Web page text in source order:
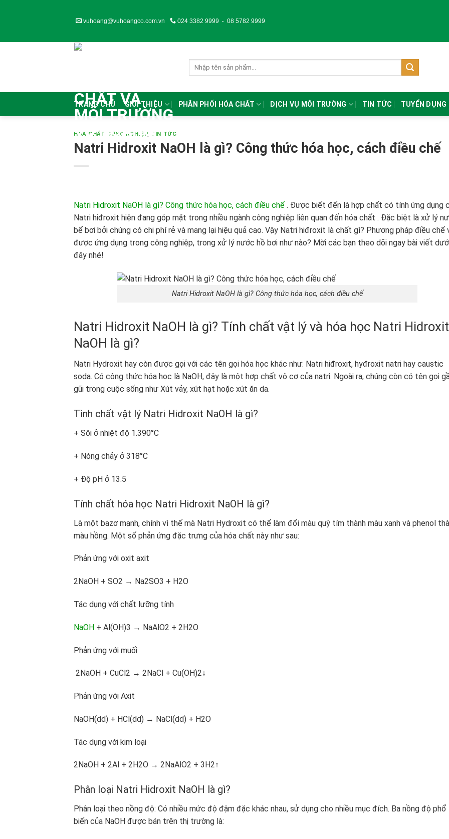
vuhoang@vuhoangco.com.vn 024 3382 9999 - 08 5782 9999
TRANG CHỦ GIỚI THIỆU PHÂN PHỐI HÓA CHẤT DỊCH VỤ MÔI TRƯỜNG TIN TỨC TUYỂN DỤNG
HÓA CHẤT CÔNG NGHIỆP, TIN TỨC
Natri Hidroxit NaOH là gì? Công thức hóa học, cách điều chế
Natri Hidroxit NaOH là gì? Công thức hóa học, cách điều chế . Được biết đến là hợp chất có tính ứng dụng
Natri hiđroxit hiện đang góp mặt trong nhiều ngành công nghiệp liên quan đến hóa chất . Đặc biệt là xử lý
bể bơi bởi chúng có chi phí rẻ và mang lại hiệu quả cao. Vậy Natri hiđroxit là chất gì? Phương pháp điều chế
được ứng dụng trong công nghiệp, trong xử lý nước hồ bơi như nào? Mời các bạn theo dõi ngay bài viết
đây nhé!
Natri Hidroxit NaOH là gì? Công thức hóa học, cách điều chế
Natri Hidroxit NaOH là gì? Tính chất vật lý và hóa học Natri Hidroxit
NaOH là gì?
Natri Hydroxit hay còn được gọi với các tên gọi hóa học khác như: Natri hiđroxit, hyđroxit natri hay caustic
soda. Có công thức hóa học là NaOH, đây là một hợp chất vô cơ của natri. Ngoài ra, chúng còn có tên gọi
gũi trong cuộc sống như Xút vảy, xút hạt hoặc xút ăn da.
Tình chất vật lý Natri Hidroxit NaOH là gì?
+ Sôi ở nhiệt độ 1.390°C
+ Nóng chảy ở 318°C
+ Độ pH ở 13.5
Tính chất hóa học Natri Hidroxit NaOH là gì?
Là một bazơ mạnh, chính vì thế mà Natri Hydroxit có thể làm đổi màu quỳ tím thành màu xanh và phenol
màu hồng. Một số phản ứng đặc trưng của hóa chất này như sau:
Phản ứng với oxit axit
2NaOH + SO2 → Na2SO3 + H2O
Tác dụng với chất lưỡng tính
NaOH + Al(OH)3 → NaAlO2 + 2H2O
Phản ứng với muối
2NaOH + CuCl2 → 2NaCl + Cu(OH)2↓
Phản ứng với Axit
NaOH(dd) + HCl(dd) → NaCl(dd) + H2O
Tác dụng với kim loại
2NaOH + 2Al + 2H2O → 2NaAlO2 + 3H2↑
Phân loại Natri Hidroxit NaOH là gì?
Phân loại theo nồng độ: Có nhiều mức độ đậm đặc khác nhau, sử dụng cho nhiều mục đích. Ba nồng độ phổ
biến của NaOH được bán trên thị trường là: